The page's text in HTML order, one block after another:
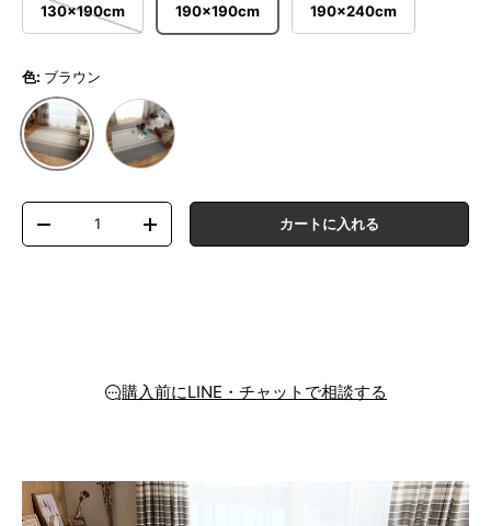
130×190cm 190×190cm 190×240cm
色: ブラウン
ブラウン グレー
数量
数量を減らす
数量を増やす カートに入れる
購入前にLINE・チャットで相談する